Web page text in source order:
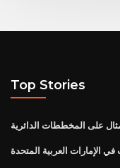
Top Stories
على المخططات الدائرية
في الإمارات العربية المتحدة